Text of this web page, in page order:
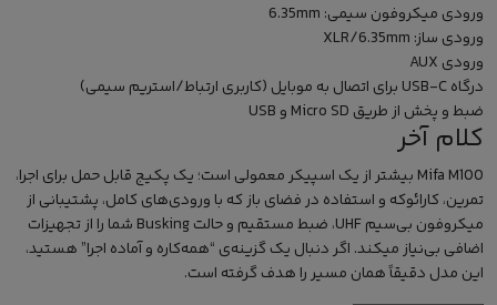
ورودی میکروفون سیمی: 6.35mm
ورودی ساز: XLR/6.35mm
ورودی AUX
درگاه USB-C برای اتصال به موبایل (کاربری ارتباط/استریم سیمی)
ضبط و پخش از طریق Micro SD و USB
کلام آخر
Mifa M100 بیشتر از یک اسپیکر معمولی است؛ یک پکیج قابل حمل برای اجرا،
تمرین، کارائوکه و استفاده در فضای باز که با ورودی‌های کامل، پشتیبانی از
میکروفون بی‌سیم UHF، ضبط مستقیم و حالت Busking شما را از تجهیزات
اضافی بی‌نیاز میکند. اگر دنبال یک گزینه‌ی “همه‌کاره و آماده اجرا” هستید،
این مدل دقیقاً همان مسیر را هدف گرفته است.